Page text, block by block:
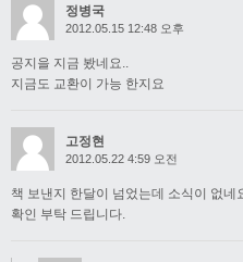
정병국
2012.05.15 12:48 오후
공지을 지금 봤네요..
지금도 교환이 가능 한지요
고정현
2012.05.22 4:59 오전
책 보낸지 한달이 넘었는데 소식이 없네
확인 부탁 드립니다.